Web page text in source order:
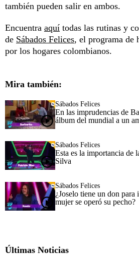
también pueden salir en ambos.
Encuentra aquí todas las rutinas y
de Sábados Felices, el programa de
por los hogares colombianos.
Mira también:
Sábados Felices
En las imprudencias de
álbum del mundial a un
Sábados Felices
Esta es la importancia de
Silva
Sábados Felices
¿Joselo tiene un don
mujer se operó su pecho?
Últimas Noticias